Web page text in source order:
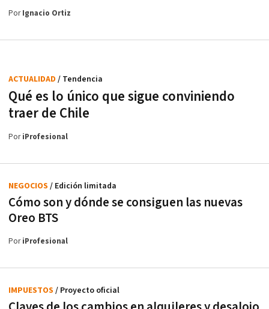
PorIgnacio Ortiz
Qué es lo único que sigue conviniendo
traer de Chile
ACTUALIDAD / Tendencia
PoriProfesional
Cómo son y dónde se consiguen las nuevas
Oreo BTS
NEGOCIOS / Edición limitada
PoriProfesional
IMPUESTOS / Proyecto oficial